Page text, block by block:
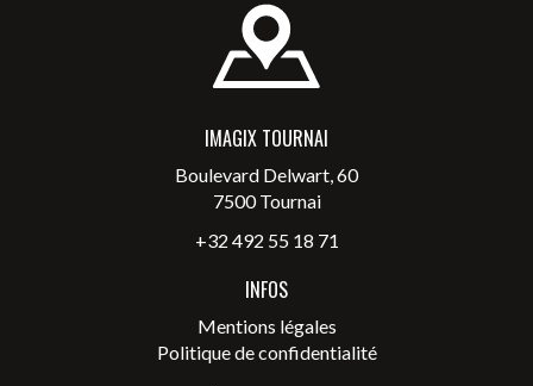
IMAGIX TOURNAI
Boulevard Delwart, 60
7500 Tournai
+32 492 55 18 71
INFOS
Mentions légales
Politique de confidentialité